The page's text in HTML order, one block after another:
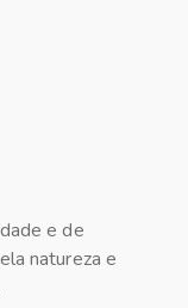
e de
natureza e